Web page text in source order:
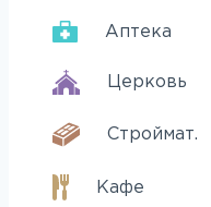
Аптека
Церковь
Строймат.
Кафе